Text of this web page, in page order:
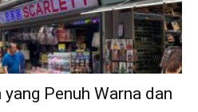
Penuh Warna dan